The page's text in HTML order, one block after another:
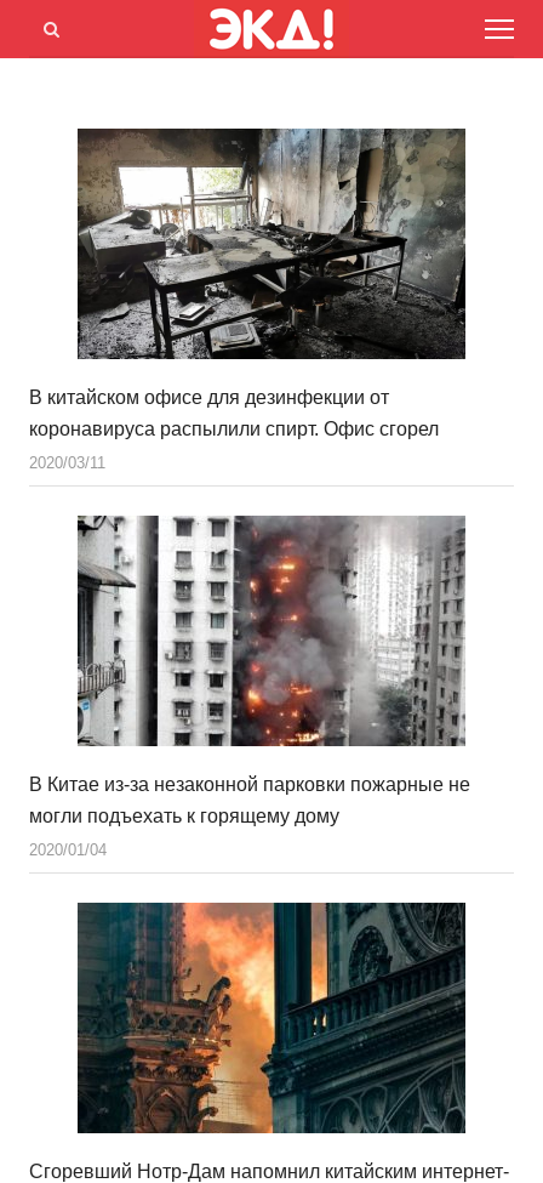
Menu
Открыть
В китайском офисе для дезинфекции от
коронавируса распылили спирт. Офис сгорел
2020/03/11
В Китае из-за незаконной парковки пожарные не
могли подъехать к горящему дому
2020/01/04
Сгоревший Нотр-Дам напомнил китайским интернет-